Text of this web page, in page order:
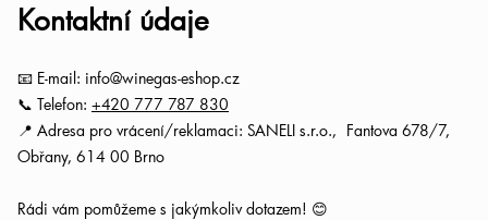
Kontaktní údaje
📧 E-mail: info@winegas-eshop.cz
📞 Telefon: +420 777 787 830
📍 Adresa pro vrácení/reklamaci: SANELI s.r.o., Fantova 678/7,
Obřany, 614 00 Brno
Rádi vám pomůžeme s jakýmkoliv dotazem! 😊